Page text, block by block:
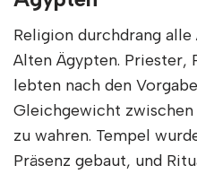
Religion durchdrang
Alten Ägypten. Priester,
lebten nach den
Gleichgewicht
zu wahren. Tempel
Präsenz gebaut, und